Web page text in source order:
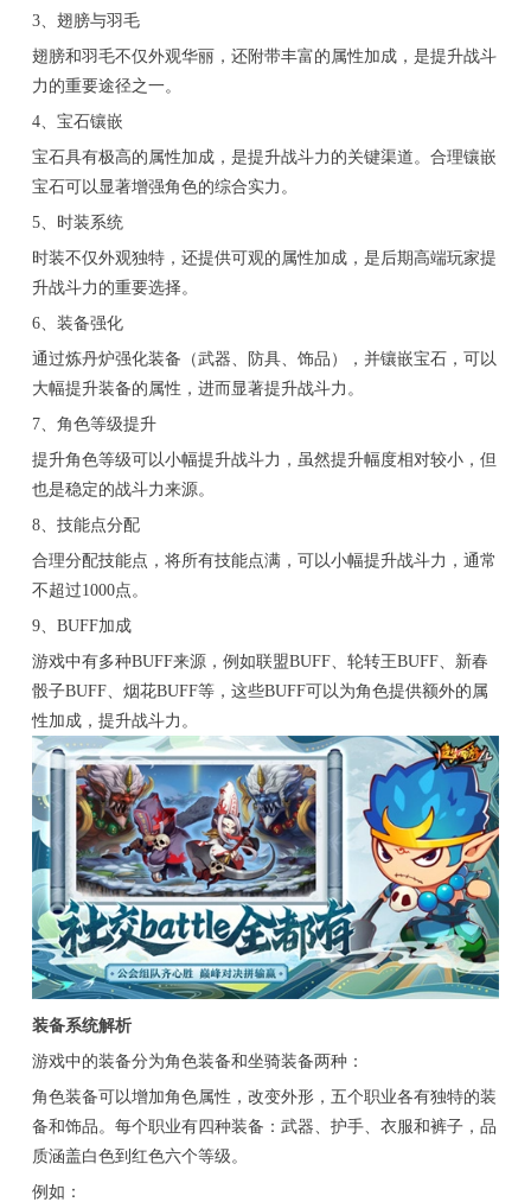
3、翅膀与羽毛
翅膀和羽毛不仅外观华丽，还附带丰富的属性加成，是提升战斗
力的重要途径之一。
4、宝石镶嵌
宝石具有极高的属性加成，是提升战斗力的关键渠道。合理镶嵌
宝石可以显著增强角色的综合实力。
5、时装系统
时装不仅外观独特，还提供可观的属性加成，是后期高端玩家提
升战斗力的重要选择。
6、装备强化
通过炼丹炉强化装备（武器、防具、饰品），并镶嵌宝石，可以
大幅提升装备的属性，进而显著提升战斗力。
7、角色等级提升
提升角色等级可以小幅提升战斗力，虽然提升幅度相对较小，但
也是稳定的战斗力来源。
8、技能点分配
合理分配技能点，将所有技能点满，可以小幅提升战斗力，通常
不超过1000点。
9、BUFF加成
游戏中有多种BUFF来源，例如联盟BUFF、轮转王BUFF、新春
骰子BUFF、烟花BUFF等，这些BUFF可以为角色提供额外的属
性加成，提升战斗力。
装备系统解析
游戏中的装备分为角色装备和坐骑装备两种：
角色装备可以增加角色属性，改变外形，五个职业各有独特的装
备和饰品。每个职业有四种装备：武器、护手、衣服和裤子，品
质涵盖白色到红色六个等级。
例如：